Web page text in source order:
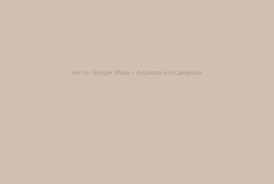
Ver no Google Maps – Arquiteta em Campinas